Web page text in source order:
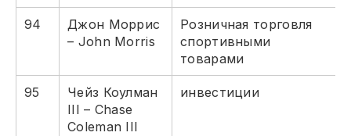
94
Джон Моррис
– John Morris
Розничная торговля
спортивными
товарами
95
Чейз Коулман
III – Chase
Coleman III
инвестиции